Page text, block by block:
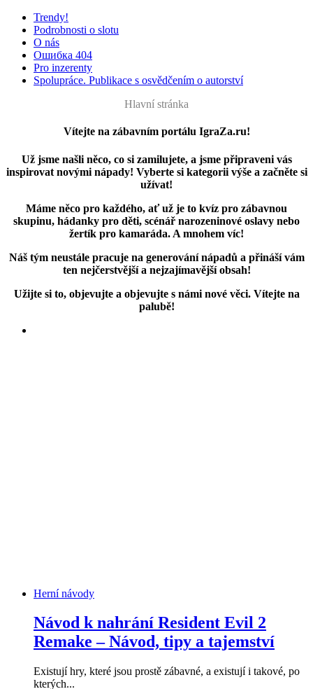
Trendy!
Podrobnosti o slotu
O nás
Ошибка 404
Pro inzerenty
Spolupráce. Publikace s osvědčením o autorství
Hlavní stránka
Vítejte na zábavním portálu IgraZa.ru!
Už jsme našli něco, co si zamilujete, a jsme připraveni vás
inspirovat novými nápady! Vyberte si kategorii výše a začněte si
užívat!
Máme něco pro každého, ať už je to kvíz pro zábavnou
skupinu, hádanky pro děti, scénář narozeninové oslavy nebo
žertík pro kamaráda. A mnohem víc!
Náš tým neustále pracuje na generování nápadů a přináší vám
ten nejčerstvější a nejzajímavější obsah!
Užijte si to, objevujte a objevujte s námi nové věci. Vítejte na
palubě!
Herní návody
Návod k nahrání Resident Evil 2
Remake – Návod, tipy a tajemství
Existují hry, které jsou prostě zábavné, a existují i ​​takové, po
kterých...